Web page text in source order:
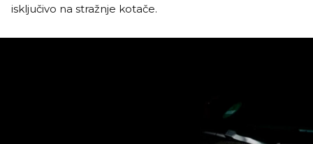
isključivo na stražnje kotače.